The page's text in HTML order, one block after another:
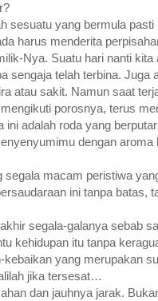
sesuatu yang bermula
harus menderita
Nya. Suatu hari nanti
sengaja telah terbina.
atau sakit. Namun saat
porosnya, terus
adalah roda yang
dengan
segala macam peristiwa
ini tanpa
segala-galanya sebab
kehidupan itu tanpa
yang merupakan
jika tersesat…
dan jauhnya jarak.